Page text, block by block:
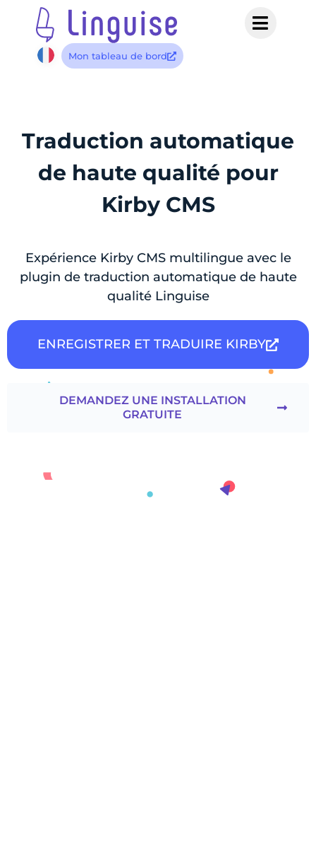
Mon tableau de bord
Traduction automatique
de haute qualité pour
Kirby CMS
Expérience Kirby CMS multilingue avec le
plugin de traduction automatique de haute
qualité Linguise
ENREGISTRER ET TRADUIRE KIRBY
DEMANDEZ UNE INSTALLATION
GRATUITE